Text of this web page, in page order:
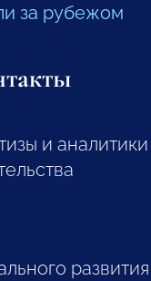
за рубежом
и
развития